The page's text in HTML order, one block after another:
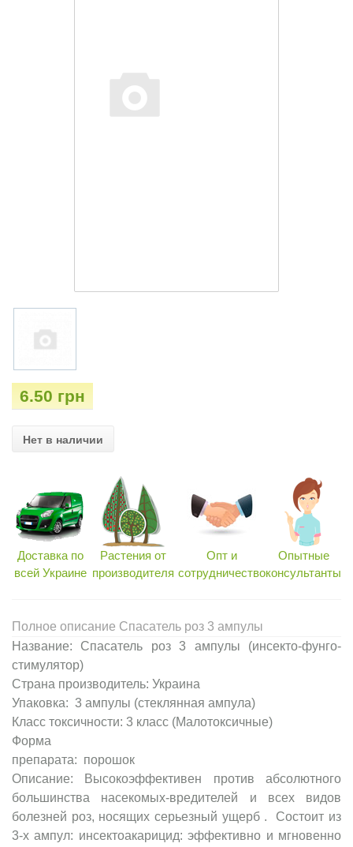
6.50 грн
Нет в наличии
Доставка по
всей Украине
Растения от
производителя
Опт и
сотрудничество
Опытные
консультанты
Полное описание Спасатель роз 3 ампулы
Название: Спасатель роз 3 ампулы (инсекто-фунго-
стимулятор)
Страна производитель: Украина
Упаковка: 3 ампулы (стеклянная ампула)
Класс токсичности: 3 класс (Малотоксичные)
Форма
Описание: Высокоэффективен против абсолютного
большинства насекомых-вредителей и всех видов
болезней роз, носящих серьезный ущерб . Состоит из
3-х ампул: инсектоакарицид: эффективно и мгновенно